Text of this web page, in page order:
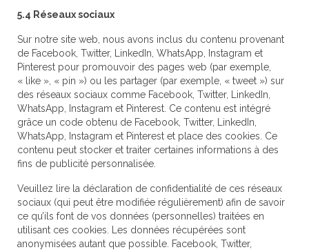
5.4 Réseaux sociaux
Sur notre site web, nous avons inclus du contenu provenant
de Facebook, Twitter, LinkedIn, WhatsApp, Instagram et
Pinterest pour promouvoir des pages web (par exemple,
« like », « pin ») ou les partager (par exemple, « tweet ») sur
des réseaux sociaux comme Facebook, Twitter, LinkedIn,
WhatsApp, Instagram et Pinterest. Ce contenu est intégré
grâce un code obtenu de Facebook, Twitter, LinkedIn,
WhatsApp, Instagram et Pinterest et place des cookies. Ce
contenu peut stocker et traiter certaines informations à des
fins de publicité personnalisée.
Veuillez lire la déclaration de confidentialité de ces réseaux
sociaux (qui peut être modifiée régulièrement) afin de savoir
ce qu’ils font de vos données (personnelles) traitées en
utilisant ces cookies. Les données récupérées sont
anonymisées autant que possible. Facebook, Twitter,